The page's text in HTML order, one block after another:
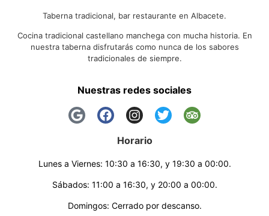
Taberna tradicional, bar restaurante en Albacete.
Cocina tradicional castellano manchega con mucha historia. En
nuestra taberna disfrutarás como nunca de los sabores
tradicionales de siempre.
Nuestras redes sociales
Horario
Lunes a Viernes: 10:30 a 16:30, y 19:30 a 00:00.
Sábados: 11:00 a 16:30, y 20:00 a 00:00.
Domingos: Cerrado por descanso.